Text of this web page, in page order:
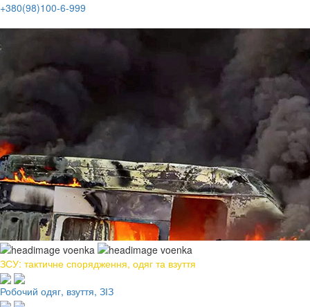
+380(98)100-6-999
ЗСУ: тактичне спорядження, одяг та взуття
Робочий одяг, взуття, ЗІЗ